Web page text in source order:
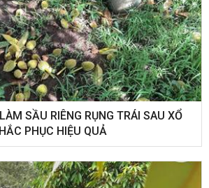
SẦU RIÊNG RỤNG TRÁI SAU XỔ
PHỤC HIỆU QUẢ